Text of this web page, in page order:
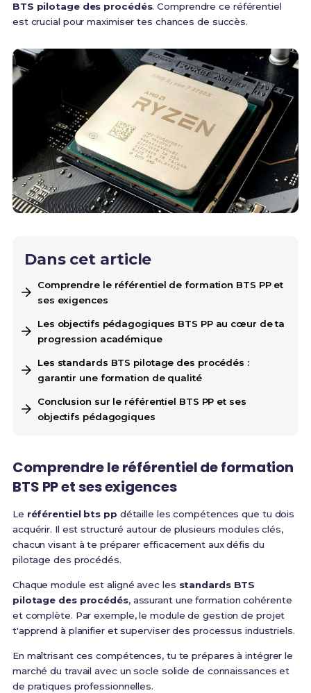
BTS pilotage des procédés. Comprendre ce référentiel
est crucial pour maximiser tes chances de succès.
Dans cet article
Comprendre le référentiel de formation BTS PP et
ses exigences
Les objectifs pédagogiques BTS PP au cœur de ta
progression académique
Les standards BTS pilotage des procédés :
garantir une formation de qualité
Conclusion sur le référentiel BTS PP et ses
objectifs pédagogiques
Comprendre leréférentiel de formation
BTS PPet ses exigences
Le référentiel bts pp détaille les compétences que tu dois
acquérir. Il est structuré autour de plusieurs modules clés,
chacun visant à te préparer efficacement aux défis du
pilotage des procédés.
Chaque module est aligné avec les standards BTS
pilotage des procédés, assurant une formation cohérente
et complète. Par exemple, le module de gestion de projet
t'apprend à planifier et superviser des processus industriels.
En maîtrisant ces compétences, tu te prépares à intégrer le
marché du travail avec un socle solide de connaissances et
de pratiques professionnelles.